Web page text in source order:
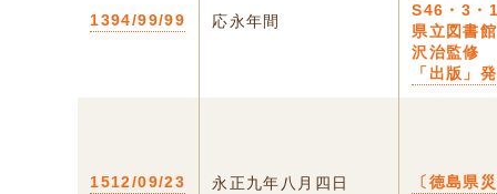
1394/99/99 応永年間
S46・3
県立図書
沢治監修
「出版」
1512/09/23 永正九年八月四日 〔徳島県